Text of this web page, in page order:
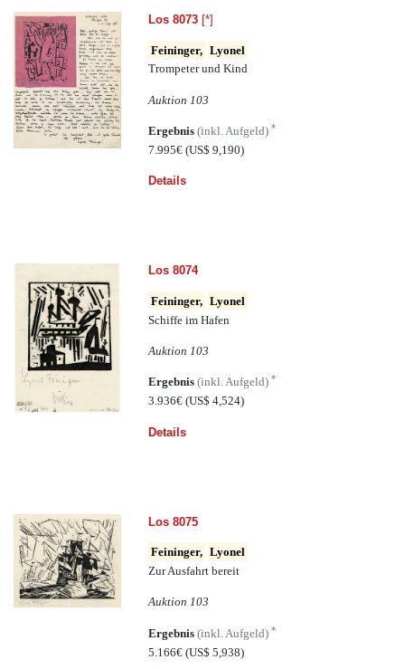
Los 8073 [*]
Feininger, Lyonel
Trompeter und Kind
Auktion 103
Ergebnis(inkl. Aufgeld)*
7.995€(US$ 9,190)
Details
Los 8074
Feininger, Lyonel
Schiffe im Hafen
Auktion 103
Ergebnis(inkl. Aufgeld)*
3.936€(US$ 4,524)
Details
Los 8075
Feininger, Lyonel
Zur Ausfahrt bereit
Auktion 103
Ergebnis(inkl. Aufgeld)*
5.166€(US$ 5,938)